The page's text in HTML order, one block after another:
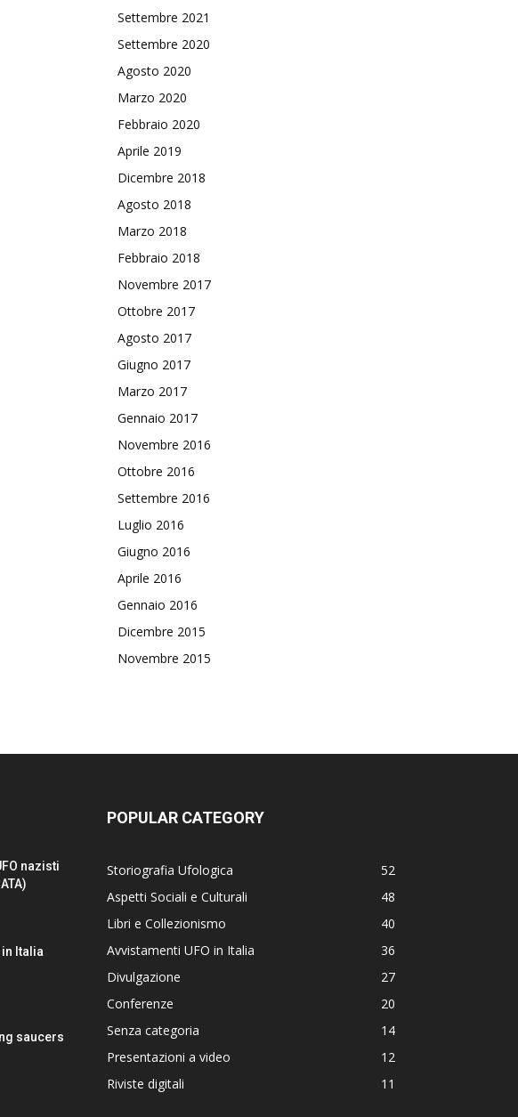
Settembre 2021
Settembre 2020
Agosto 2020
Marzo 2020
Febbraio 2020
Aprile 2019
Dicembre 2018
Agosto 2018
Marzo 2018
Febbraio 2018
Novembre 2017
Ottobre 2017
Agosto 2017
Giugno 2017
Marzo 2017
Gennaio 2017
Novembre 2016
Ottobre 2016
Settembre 2016
Luglio 2016
Giugno 2016
Aprile 2016
Gennaio 2016
Dicembre 2015
Novembre 2015
nazisti
in Italia
saucers
POPULAR CATEGORY
Storiografia Ufologica
52
Aspetti Sociali e Culturali
48
Libri e Collezionismo
40
Avvistamenti UFO in Italia
36
Divulgazione
27
Conferenze
20
Senza categoria
14
Presentazioni a video
12
Riviste digitali
11